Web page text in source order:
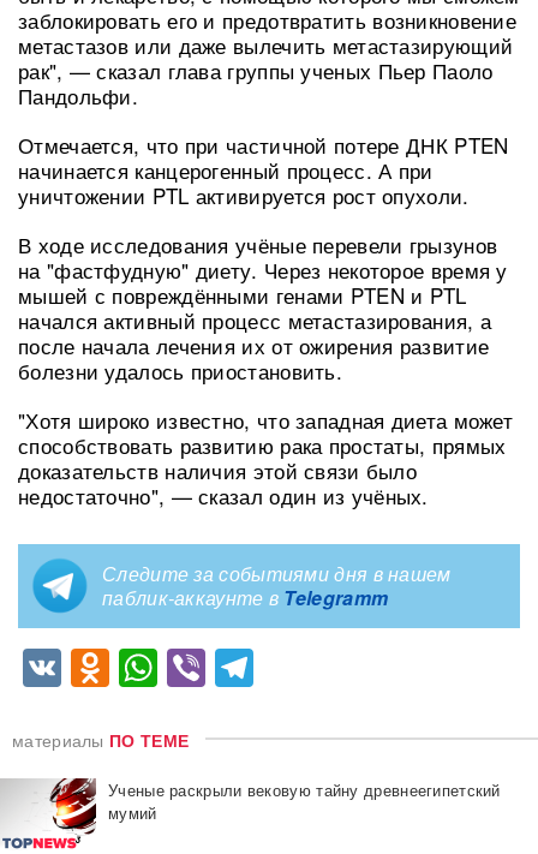
заблокировать его и предотвратить возникновение
метастазов или даже вылечить метастазирующий
рак", — сказал глава группы ученых Пьер Паоло
Пандольфи.
Отмечается, что при частичной потере ДНК PTEN
начинается канцерогенный процесс. А при
уничтожении PTL активируется рост опухоли.
В ходе исследования учёные перевели грызунов
на "фастфудную" диету. Через некоторое время у
мышей с повреждёнными генами PTEN и PTL
начался активный процесс метастазирования, а
после начала лечения их от ожирения развитие
болезни удалось приостановить.
"Хотя широко известно, что западная диета может
способствовать развитию рака простаты, прямых
доказательств наличия этой связи было
недостаточно", — сказал один из учёных.
Следите за событиями дня в нашем
паблик-аккаунте в Telegramm
VKOdnoklassniki
WhatsApp
Viber
материалы ПО ТЕМЕ
Ученые раскрыли вековую тайну древнеегипетский
мумий